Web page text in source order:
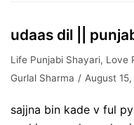
udaas dil ||
Life Punjabi Shayari, Love
Gurlal Sharma
August
sajjna bin kade v ful